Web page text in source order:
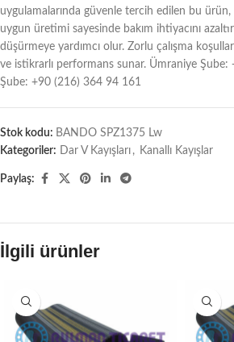
uygulamalarında güvenle tercih edilen bu ürün,
uygun üretimi sayesinde bakım ihtiyacını
düşürmeye yardımcı olur. Zorlu çalışma
ve istikrarlı performans sunar. Ümraniye
Şube: +90 (216) 364 94 161
Stok kodu: BANDO SPZ1375 Lw
Kategoriler:
Dar V Kayışları , Kanallı Kayışlar
Paylaş:
İlgili ürünler